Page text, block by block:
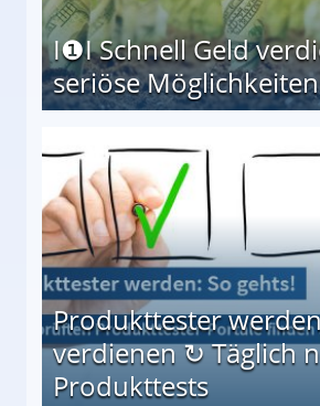
I❶I Schnell Geld
seriöse Möglichkeiten
Produkttester
verdienen ↻ Täglich
Produkttests